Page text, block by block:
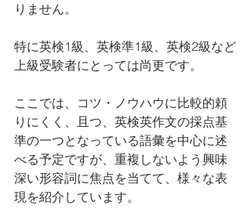
りません。
特に英検1級、英検準1級、英検2級など
上級受験者にとっては尚更です。
ここでは、コツ・ノウハウに比較的頼
りにくく、且つ、英検英作文の採点基
準の一つとなっている語彙を中心に述
べる予定ですが、重複しないよう興味
深い形容詞に焦点を当てて、様々な表
現を紹介しています。